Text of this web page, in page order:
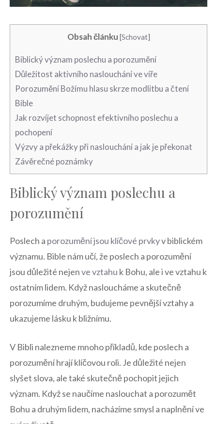
Obsah článku [Schovat]
Biblický význam poslechu a⁤ porozumění
Důležitost aktivního naslouchání ve ‌víře
Porozumění ⁢Božímu hlasu skrze modlitbu a čtení
Bible
Jak rozvíjet schopnost efektivního⁤ poslechu a
pochopení
Výzvy a ‍překážky při naslouchání a jak je překonat
Závěrečné poznámky
Biblický význam poslechu a⁤
porozumění
Poslech ⁤a porozumění jsou klíčové⁢ prvkyv biblickém
významu. Bible nám učí, že poslech a porozumění
jsou důležité nejenve vztahu k Bohu, ale‍ i ve vztahu k
ostatním lidem. Když nasloucháme a skutečně
⁤porozumíme druhým, budujeme pevnější vztahy a
‍ukazujeme lásku⁤ k ⁣bližnímu.
V ⁢Bibli nalezneme mnoho‌ příkladů, kde poslech a
porozumění hrají klíčovou roli. Je důležité ⁢nejen
⁢slyšet slova, ale také skutečně‌ pochopit ⁤jejich
význam. ‍Když se ⁢naučíme naslouchat​ a​ porozumět
Bohu a druhým lidem, nacházíme⁢ smysl a naplnění⁢ ve